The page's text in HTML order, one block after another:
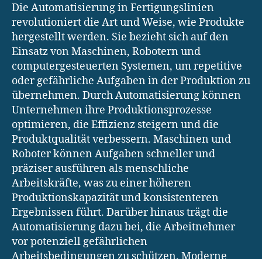
Die Automatisierung in Fertigungslinien
revolutioniert die Art und Weise, wie Produkte
hergestellt werden. Sie bezieht sich auf den
Einsatz von Maschinen, Robotern und
computergesteuerten Systemen, um repetitive
oder gefährliche Aufgaben in der Produktion zu
übernehmen. Durch Automatisierung können
Unternehmen ihre Produktionsprozesse
optimieren, die Effizienz steigern und die
Produktqualität verbessern. Maschinen und
Roboter können Aufgaben schneller und
präziser ausführen als menschliche
Arbeitskräfte, was zu einer höheren
Produktionskapazität und konsistenteren
Ergebnissen führt. Darüber hinaus trägt die
Automatisierung dazu bei, die Arbeitnehmer
vor potenziell gefährlichen